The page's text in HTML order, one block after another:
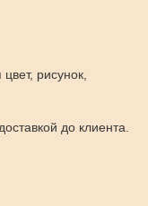
рисунок,
до клиента.